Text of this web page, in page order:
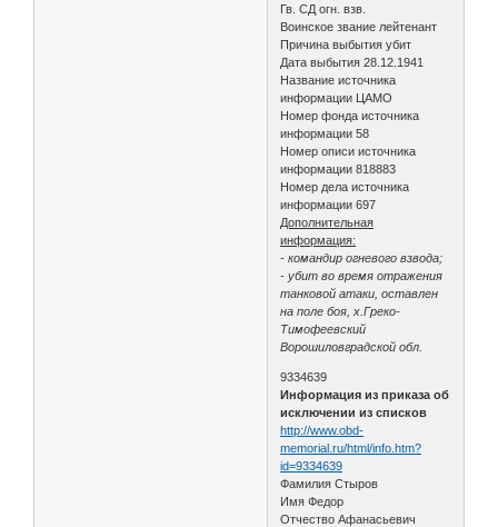
Гв. СД огн. взв.
Воинское звание лейтенант
Причина выбытия убит
Дата выбытия 28.12.1941
Название источника
информации ЦАМО
Номер фонда источника
информации 58
Номер описи источника
информации 818883
Номер дела источника
информации 697
Дополнительная
информация:
- командир огневого взвода;
- убит во время отражения
танковой атаки, оставлен
на поле боя, х.Греко-
Тимофеевский
Ворошиловградской обл.
9334639
Информация из приказа об
исключении из списков
http://www.obd-
memorial.ru/html/info.htm?
id=9334639
Фамилия Стыров
Имя Федор
Отчество Афанасьевич